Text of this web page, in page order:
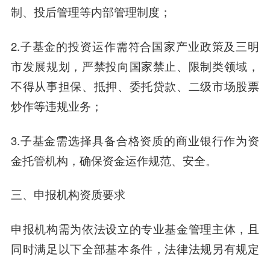
制、投后管理等内部管理制度；
2.子基金的投资运作需符合国家产业政策及三明
市发展规划，严禁投向国家禁止、限制类领域，
不得从事担保、抵押、委托贷款、二级市场股票
炒作等违规业务；
3.子基金需选择具备合格资质的商业银行作为资
金托管机构，确保资金运作规范、安全。
三、 申报机构资质要求
申报机构需为依法设立的专业基金管理主体，且
同时满足以下全部基本条件，法律法规另有规定